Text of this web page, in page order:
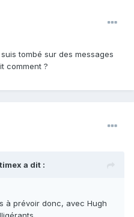
tombé sur des messages
comment ?
a dit :
à prévoir donc, avec Hugh